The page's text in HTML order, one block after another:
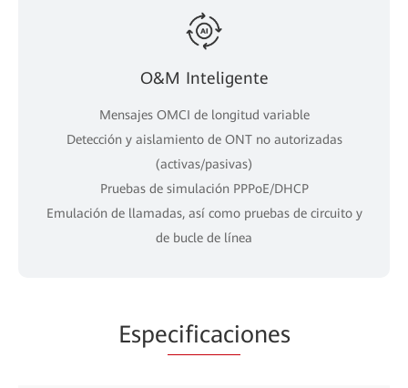
O&M Inteligente
Mensajes OMCI de longitud variable
Detección y aislamiento de ONT no autorizadas
(activas/pasivas)
Pruebas de simulación PPPoE/DHCP
Emulación de llamadas, así como pruebas de circuito y
de bucle de línea
Especificaciones